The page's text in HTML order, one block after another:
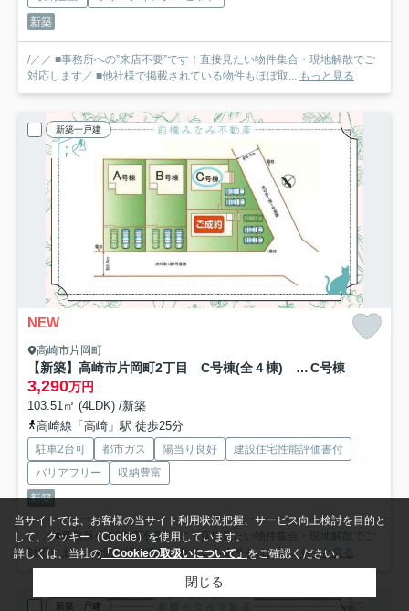
新築
/／／ ■事務所への”来店不要”です！直接見たい物件集合・現地解散でご
対応します／ ■他社様で掲載されている物件もほぼ取... もっと見る
新築一戸建
NEW
高崎市片岡町
【新築】高崎市片岡町2丁目 C号棟(全４棟) ハートフルタウン 新築建売分譲 C号棟
3,290万円
103.51㎡ (4LDK) /新築
高崎線「高崎」駅 徒歩25分
駐車2台可 都市ガス 陽当り良好
建設住宅性能評価書付
バリアフリー
収納豊富
新築
/／／ ■事務所への”来店不要”です！直接見たい物件集合・現地解散でご
対応します／ ■他社様で掲載されている物件もほぼ取... もっと見る
新築一戸建
当サイトでは、お客様の当サイト利用状況把握、サービス向上検討を目的と
して、クッキー（Cookie）を使用しています。
詳しくは、当社の 「Cookieの取扱いについて」 をご確認ください。
閉じる